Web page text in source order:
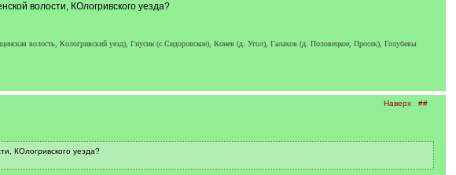
волости, КОлогривского уезда?
волость, Кологривский уезд), Гнусин (с.Сидоровское), Конев (д. Угол), Галахов (д. Половецкое, Просек), Голубевы
Наверх ##
КОлогривского уезда?